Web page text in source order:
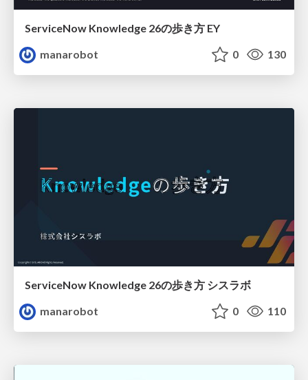
ServiceNow Knowledge 26の歩き方 EY
manarobot
0 130
ServiceNow Knowledge 26の歩き方 シスラボ
manarobot
0 110